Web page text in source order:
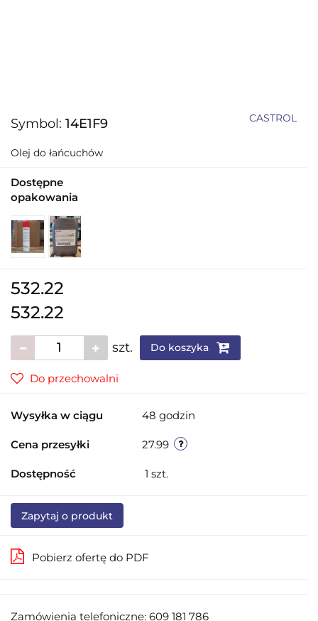
Symbol: 14E1F9 CASTROL
Olej do łańcuchów
Dostępne
opakowania
532.22
532.22
szt. Do koszyka
Do przechowalni
Wysyłka w ciągu 48 godzin
Cena przesyłki 27.99
Dostępność 1 szt.
Zapytaj o produkt
Pobierz ofertę do PDF
Zamówienia telefoniczne: 609 181 786